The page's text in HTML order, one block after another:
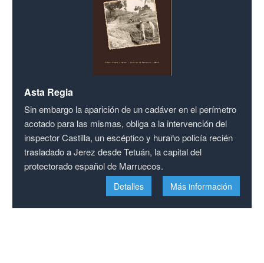
Asta Regia
Sin embargo la aparición de un cadáver en el perímetro
acotado para las mismas, obliga a la intervención del
inspector Castilla, un escéptico y huraño policía recién
trasladado a Jerez desde Tetuán, la capital del
protectorado español de Marruecos.
Detalles Más información